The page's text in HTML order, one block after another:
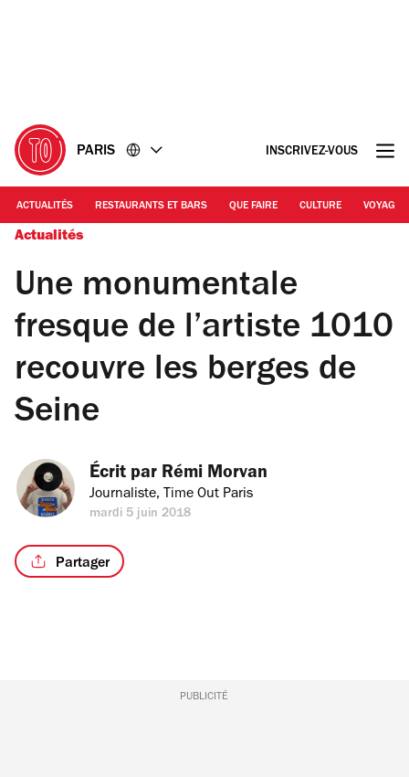
PARIS INSCRIVEZ-VOUS
ACTUALITÉS RESTAURANTS ET BARS QUE FAIRE CULTURE VOYAGE
Actualités
Une monumentale
fresque de l’artiste 1010
recouvre les berges de
Seine
Écrit par Rémi Morvan
Journaliste, Time Out Paris
mardi 5 juin 2018
Partager
PUBLICITÉ